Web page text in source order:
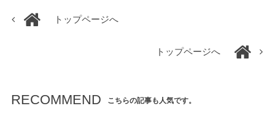
トップページへ
トップページへ
RECOMMEND こちらの記事も人気です。